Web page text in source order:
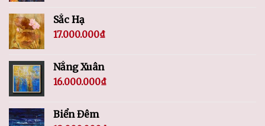
Sắc Hạ
17.000.000₫
Nắng Xuân
16.000.000₫
Biển Đêm